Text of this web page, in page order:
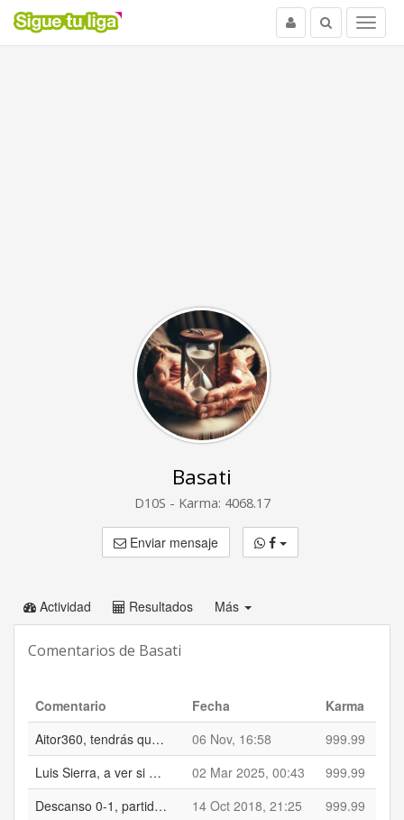
Menu
Buscar
Usuario
Basati
D10S - Karma: 4068.17
Enviar mensaje
Actividad Resultados Más
Comentarios de Basati
Comentario Fecha
Karma
Aitor360, tendrás que preguntarle al equipo que usa esta clasificación en su pagina web. Aquí se siguen poniendo los resultados. Si quieres, te animo a que rellenes la ficha de tu equipo y así hay mas datos.
06 Nov, 16:58
999.99
Luis Sierra, a ver si miras bien el resultado antes de ponerlo, que van varios ya.
02 Mar 2025, 00:43
999.99
Descanso 0-1, partido muy disputado y la arbitra en fin, poquito poquito.
14 Oct 2018, 21:25
999.99